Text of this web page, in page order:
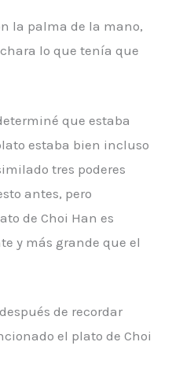
la palma de la mano,
lo que tenía que
que estaba
estaba bien incluso
tres poderes
antes, pero
de Choi Han es
y más grande que el
de recordar
el plato de Choi